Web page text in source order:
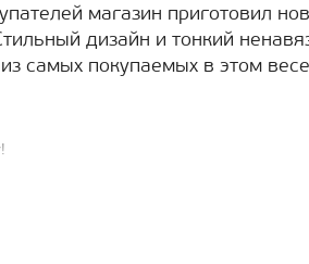
магазин приготовил
дизайн и тонкий
самых покупаемых в этом